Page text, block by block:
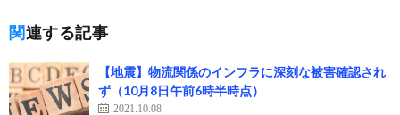
関連する記事
【地震】物流関係のインフラに深刻な被害確認され
ず（10月8日午前6時半時点）
2021.10.08